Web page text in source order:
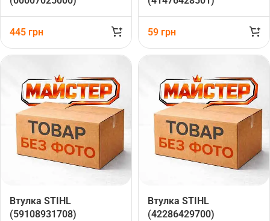
445 грн 59 грн
Втулка STIHL
(59108931708)
Втулка STIHL
(42286429700)